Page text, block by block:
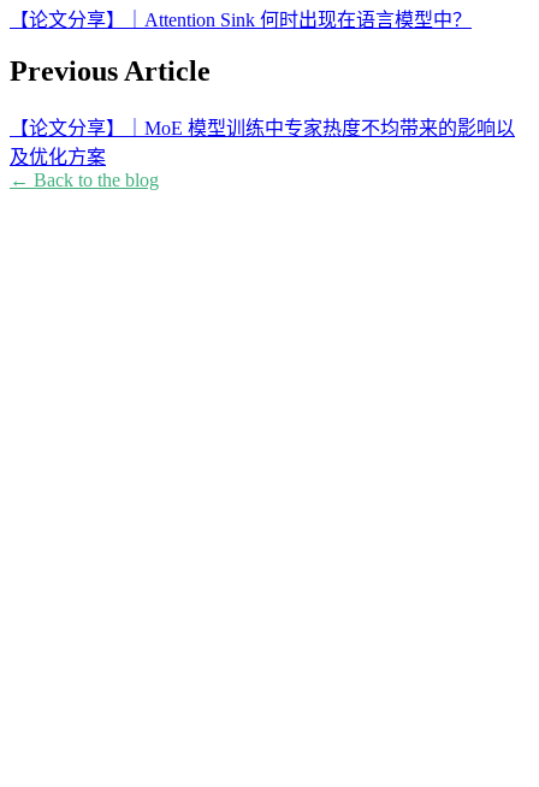
【论文分享】｜Attention Sink 何时出现在语言模型中？
Previous Article
【论文分享】｜MoE 模型训练中专家热度不均带来的影响以
及优化方案
← Back to the blog